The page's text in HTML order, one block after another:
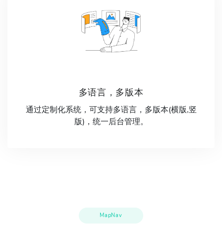
多语言，多版本
通过定制化系统，可支持多语言，多版本(横版,竖
版)，统一后台管理。
MapNav